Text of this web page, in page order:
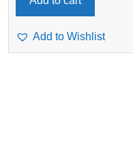
Add to Wishlist